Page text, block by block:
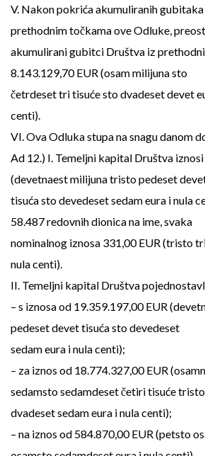
V. Nakon pokrića akumuliranih gubitaka
prethodnim točkama ove Odluke,
akumulirani gubitci Društva iz
8.143.129,70 EUR (osam milijuna sto
četrdeset tri tisuće sto dvadeset devet
centi).
VI. Ova Odluka stupa na snagu danom
Ad 12.) I. Temeljni kapital Društva
(devetnaest milijuna tristo pedeset
tisuća sto devedeset sedam eura i nula
58.487 redovnih dionica na ime, svaka
nominalnog iznosa 331,00 EUR (tristo
nula centi).
II. Temeljni kapital Društva
– s iznosa od 19.359.197,00 EUR
pedeset devet tisuća sto devedeset
sedam eura i nula centi);
– za iznos od 18.774.327,00 EUR
sedamsto sedamdeset četiri tisuće tristo
dvadeset sedam eura i nula centi);
– na iznos od 584.870,00 EUR (petsto